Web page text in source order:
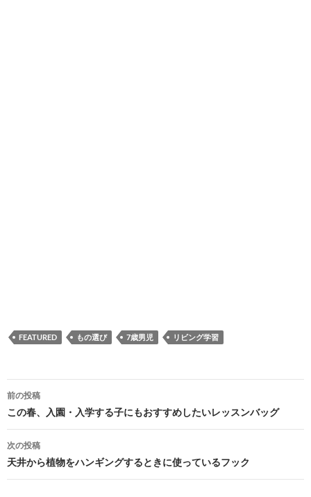
FEATURED もの選び 7歳男児 リビング学習
投
稿
ナ
ビ
前の投稿
この春、入園・入学する子にもおすすめしたいレッスンバッグ
次の投稿
天井から植物をハンギングするときに使っているフック